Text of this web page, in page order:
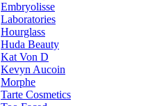
Embryolisse
Laboratories
Hourglass
Huda Beauty
Kat Von D
Kevyn Aucoin
Morphe
Tarte Cosmetics